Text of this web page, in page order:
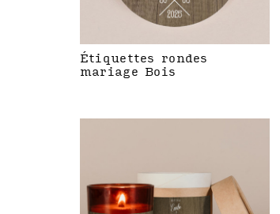
Étiquettes rondes
mariage Bois